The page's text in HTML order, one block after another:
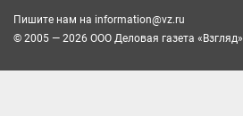
Пишите нам на information@vz.ru
© 2005 — 2026 ООО Деловая газета «Взгляд»